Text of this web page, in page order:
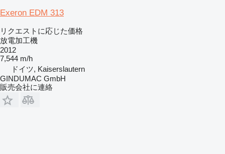
Exeron EDM 313
リクエストに応じた価格
放電加工機
2012
7,544 m/h
ドイツ, Kaiserslautern
GINDUMAC GmbH
販売会社に連絡